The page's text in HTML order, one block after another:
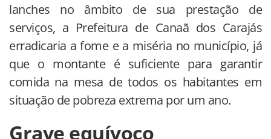
lanches no âmbito de sua prestação de
serviços, a Prefeitura de Canaã dos Carajás
erradicaria a fome e a miséria no município, já
que o montante é suficiente para garantir
comida na mesa de todos os habitantes em
situação de pobreza extrema por um ano.
Grave equívoco